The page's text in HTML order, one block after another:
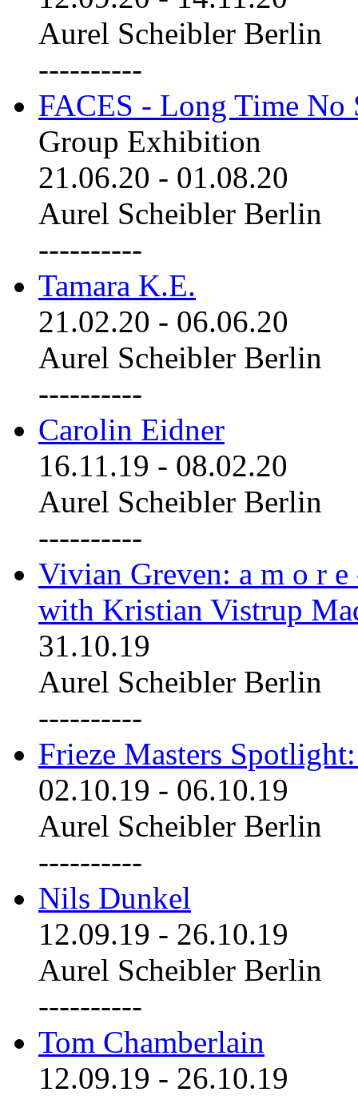
Aurel Scheibler Berlin
----------
FACES - Long Time No
Group Exhibition
21.06.20 - 01.08.20
Aurel Scheibler Berlin
----------
Tamara K.E.
21.02.20 - 06.06.20
Aurel Scheibler Berlin
----------
Carolin Eidner
16.11.19 - 08.02.20
Aurel Scheibler Berlin
----------
Vivian Greven: a m o r
with Kristian Vistrup
31.10.19
Aurel Scheibler Berlin
----------
Frieze Masters
02.10.19 - 06.10.19
Aurel Scheibler Berlin
----------
Nils Dunkel
12.09.19 - 26.10.19
Aurel Scheibler Berlin
----------
Tom Chamberlain
12.09.19 - 26.10.19